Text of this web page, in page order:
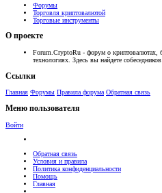
Форумы
Торговля криптовалютой
Торговые инструменты
О проекте
Forum.CryptoRu - форум о криптовалютах,
технологиях. Здесь вы найдете
Ссылки
Главная Форумы Правила форума Обратная связь
Меню пользователя
Войти
Обратная связь
Условия и правила
Политика конфиденциальности
Помощь
Главная